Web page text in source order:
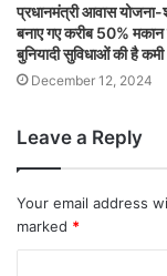
प्रधानमंत्री आवास
बनाए गए करीब 50% मकान
बुनियादी सुविधाओं की है कमी
December 12, 2024
Leave a Reply
Your email address
marked *